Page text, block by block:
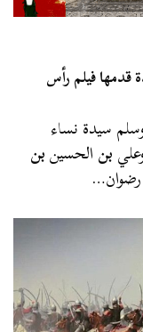
قدمها فيلم رأس
سيدة نساء
بنالحسينبن